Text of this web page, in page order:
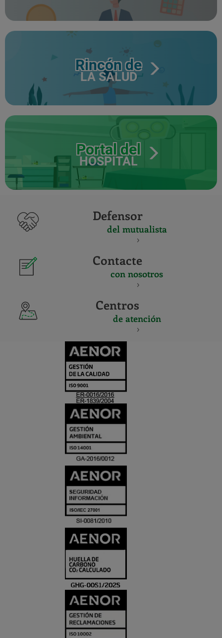
Rincón de
LA SALUD
Portal del
HOSPITAL
Defensor
del mutualista
Contacte
con nosotros
Centros
de atención